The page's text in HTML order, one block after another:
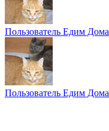
Пользователь Едим Дома
Пользователь Едим Дома